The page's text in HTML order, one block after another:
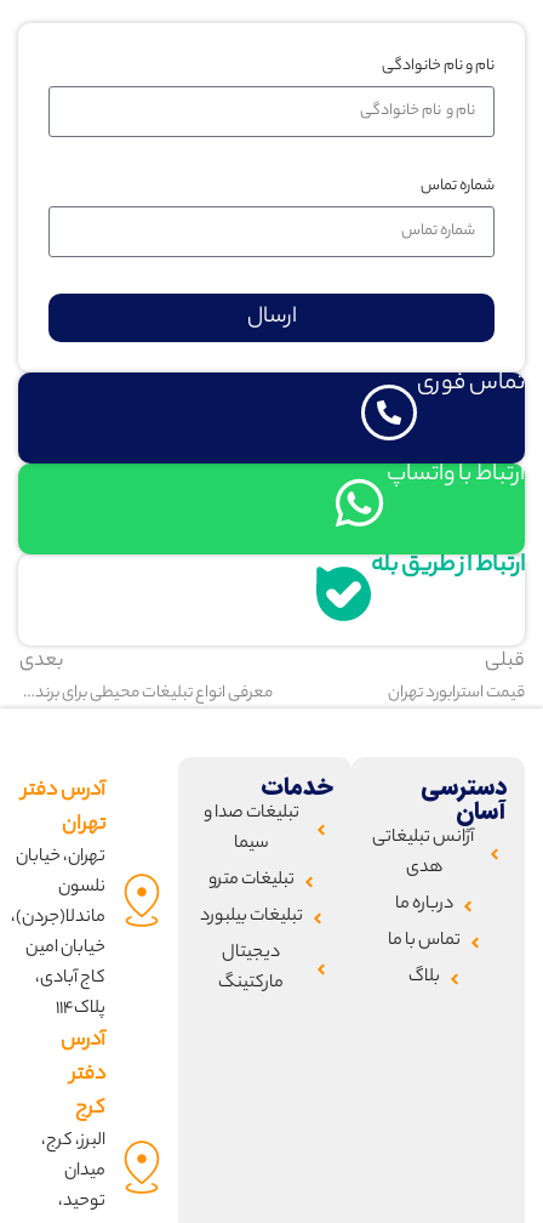
نام و نام خانوادگی
شماره تماس
ارسال
ارتباط از طریق بله
ارتباط با واتساپ
تماس فوری
قبلی
قیمت استرابورد تهران
بعدی
معرفی انواع تبلیغات محیطی برای برندها
دسترسی
آسان
آژانس تبلیغاتی
هدی
درباره ما
تماس با ما
بلاگ
خدمات
تبلیغات صدا و
سیما
تبلیغات مترو
تبلیغات بیلبورد
دیجیتال
مارکتینگ
آدرس دفتر
تهران
تهران، خیابان
نلسون
ماندلا(جردن)،
خیابان امین
کاج آبادی،
پلاک۱۱۴
آدرس
دفتر
کرج
البرز، کرج،
میدان
توحید،